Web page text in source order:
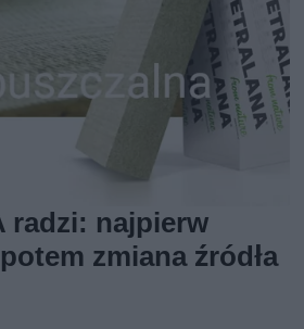
radzi: najpierw
zmiana źródła